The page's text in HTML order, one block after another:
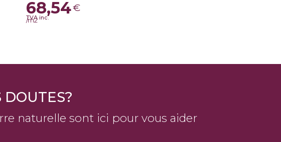
68,54€
TVA inc.
/m2
DOUTES?
naturelle sont ici pour vous aider